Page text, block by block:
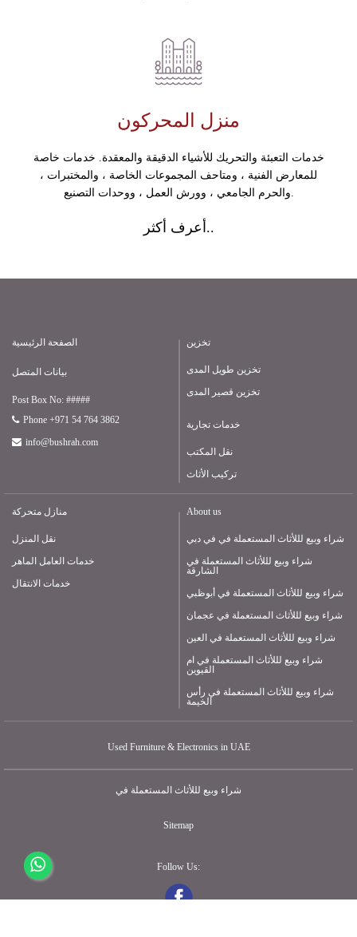
منزل المحركون
خدمات التعبئة والتحريك للأشياء الدقيقة والمعقدة. خدمات خاصة
للمعارض الفنية ، ومتاحف المجموعات الخاصة ، والمختبرات ،
والحرم الجامعي ، وورش العمل ، ووحدات التصنيع.
أعرف أكثر..
الصفحة الرئيسية
بيانات المتصل
Post Box No: #####
Phone +971 54 764 3862
info@bushrah.com
تخزين
تخزين طويل المدى
تخزين قصير المدى
خدمات تجارية
نقل المكتب
تركيب الأثاث
منازل متحركة
نقل المنزل
خدمات العامل الماهر
خدمات الانتقال
About us
شراء وبيع لللأثاث المستعملة في في دبي
شراء وبيع لللأثاث المستعملة في
الشارقة
شراء وبيع لللأثاث المستعملة في أبوظبي
شراء وبيع لللأثاث المستعملة في عجمان
شراء وبيع لللأثاث المستعملة في العين
شراء وبيع لللأثاث المستعملة في ام
القيوين
شراء وبيع لللأثاث المستعملة في رأس
الخيمة
Used Furniture & Electronics in UAE
شراء وبيع لللأثاث المستعملة في
Sitemap
Follow Us: